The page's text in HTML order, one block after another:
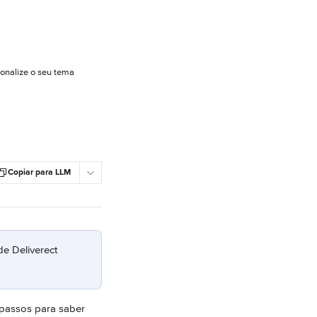
o seu tema
Copiar para LLM
Deliverect